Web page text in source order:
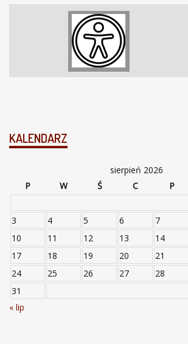
KALENDARZ
sierpień 2026
P
W Ś C P
3
4 5 6 7
10
11 12 13 14
17
18 19 20 21
24
25 26 27 28
31
« lip